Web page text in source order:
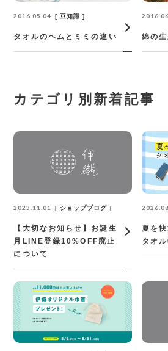
2016.05.04 豆知識
タオルのヘムとミミの違い 綿の生
カテゴリ別新着記事
2023.11.01 ショップブログ
【大切なお知らせ】お誕生
月LINE登録10%OFF廃止
について
夏を
タオ